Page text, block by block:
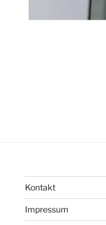
Kontakt
Impressum